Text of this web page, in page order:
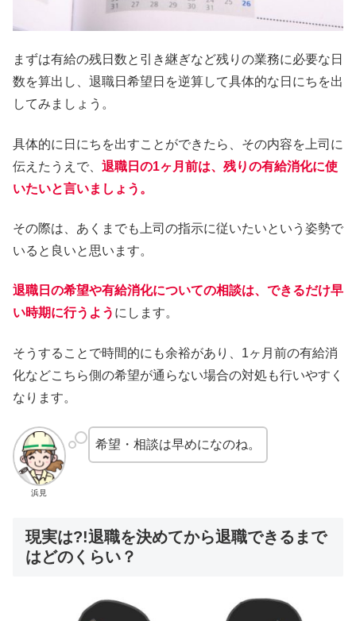
まずは有給の残日数と引き継ぎなど残りの業務に必要な日
数を算出し、退職日希望日を逆算して具体的な日にちを出
してみましょう。
具体的に日にちを出すことができたら、その内容を上司に
伝えたうえで、 退職日の1ヶ月前は、残りの有給消化に使
いたいと言いましょう。
その際は、あくまでも上司の指示に従いたいという姿勢で
いると良いと思います。
退職日の希望や有給消化についての相談は、できるだけ早
い時期に行うよう にします。
そうすることで時間的にも余裕があり、1ヶ月前の有給消
化などこちら側の希望が通らない場合の対処も行いやすく
なります。
浜見
希望・相談は早めになのね。
現実は?!退職を決めてから退職できるまで
はどのくらい？